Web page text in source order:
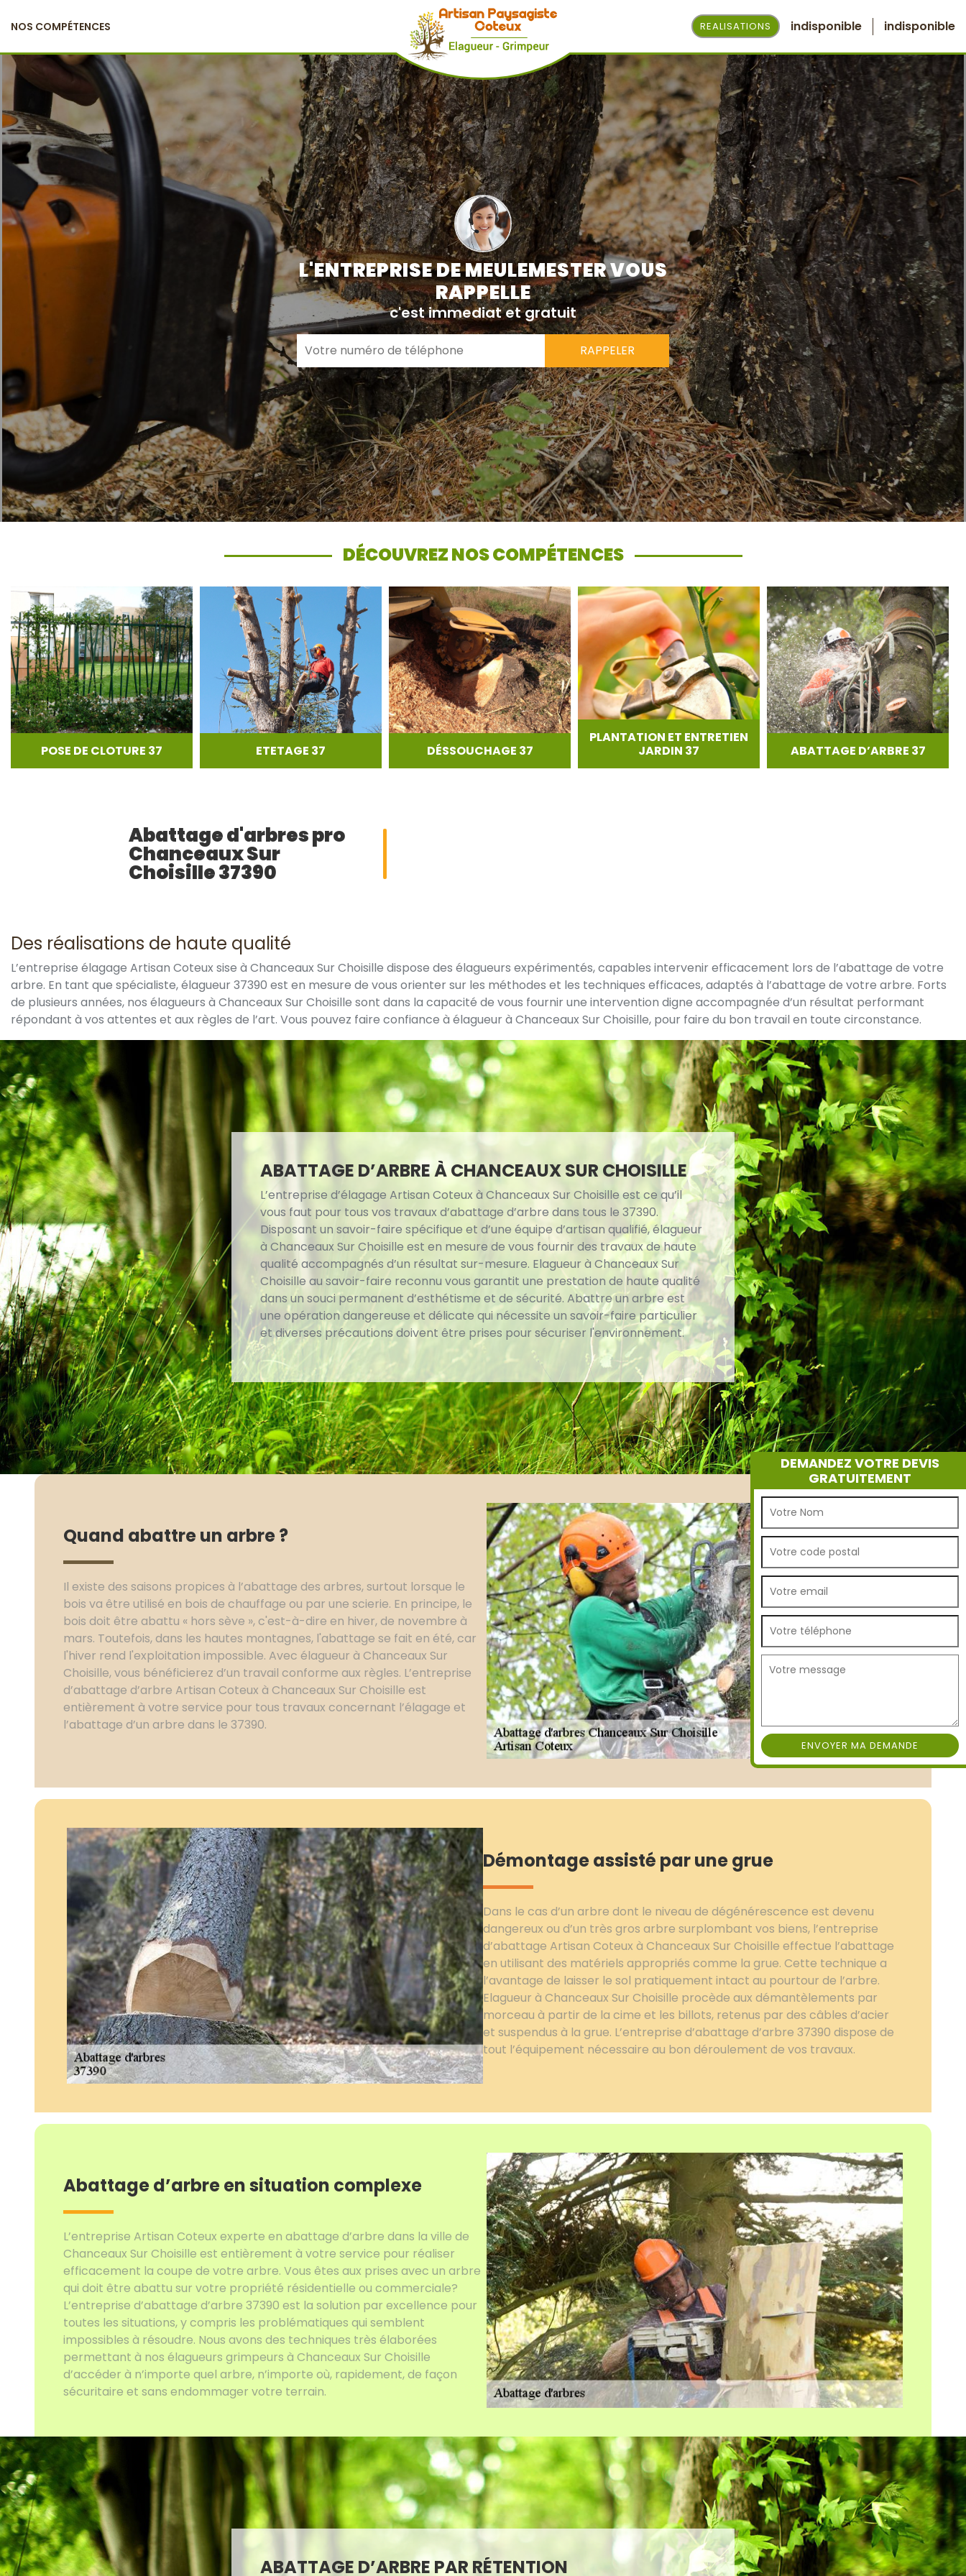
NOS COMPÉTENCES REALISATIONS indisponible indisponible
L'ENTREPRISE DE MEULEMESTER VOUS
RAPPELLE
c'est immediat et gratuit
DÉCOUVREZ NOS COMPÉTENCES
POSE DE CLOTURE 37 ETETAGE 37 DÉSSOUCHAGE 37
PLANTATION ET ENTRETIEN
JARDIN 37
ABATTAGE D’ARBRE 37
DEMANDEZ VOTRE DEVIS
GRATUITEMENT
Abattage d'arbres pro
Chanceaux Sur
Choisille 37390
Des réalisations de haute qualité
L’entreprise élagage Artisan Coteux sise à Chanceaux Sur Choisille dispose des élagueurs expérimentés, capables intervenir efficacement lors de l’abattage de votre
arbre. En tant que spécialiste, élagueur 37390 est en mesure de vous orienter sur les méthodes et les techniques efficaces, adaptés à l’abattage de votre arbre. Forts
de plusieurs années, nos élagueurs à Chanceaux Sur Choisille sont dans la capacité de vous fournir une intervention digne accompagnée d’un résultat performant
répondant à vos attentes et aux règles de l’art. Vous pouvez faire confiance à élagueur à Chanceaux Sur Choisille, pour faire du bon travail en toute circonstance.
ABATTAGE D’ARBRE À CHANCEAUX SUR CHOISILLE
L’entreprise d’élagage Artisan Coteux à Chanceaux Sur Choisille est ce qu’il
vous faut pour tous vos travaux d’abattage d’arbre dans tous le 37390.
Disposant un savoir-faire spécifique et d’une équipe d’artisan qualifié, élagueur
à Chanceaux Sur Choisille est en mesure de vous fournir des travaux de haute
qualité accompagnés d’un résultat sur-mesure. Elagueur à Chanceaux Sur
Choisille au savoir-faire reconnu vous garantit une prestation de haute qualité
dans un souci permanent d’esthétisme et de sécurité. Abattre un arbre est
une opération dangereuse et délicate qui nécessite un savoir-faire particulier
et diverses précautions doivent être prises pour sécuriser l'environnement.
Quand abattre un arbre ?
Il existe des saisons propices à l’abattage des arbres, surtout lorsque le
bois va être utilisé en bois de chauffage ou par une scierie. En principe, le
bois doit être abattu « hors sève », c'est-à-dire en hiver, de novembre à
mars. Toutefois, dans les hautes montagnes, l'abattage se fait en été, car
l'hiver rend l'exploitation impossible. Avec élagueur à Chanceaux Sur
Choisille, vous bénéficierez d’un travail conforme aux règles. L’entreprise
d’abattage d’arbre Artisan Coteux à Chanceaux Sur Choisille est
entièrement à votre service pour tous travaux concernant l’élagage et
l’abattage d’un arbre dans le 37390.
Démontage assisté par une grue
Dans le cas d’un arbre dont le niveau de dégénérescence est devenu
dangereux ou d’un très gros arbre surplombant vos biens, l’entreprise
d’abattage Artisan Coteux à Chanceaux Sur Choisille effectue l’abattage
en utilisant des matériels appropriés comme la grue. Cette technique a
l’avantage de laisser le sol pratiquement intact au pourtour de l’arbre.
Elagueur à Chanceaux Sur Choisille procède aux démantèlements par
morceau à partir de la cime et les billots, retenus par des câbles d’acier
et suspendus à la grue. L’entreprise d’abattage d’arbre 37390 dispose de
tout l’équipement nécessaire au bon déroulement de vos travaux.
Abattage d’arbre en situation complexe
L’entreprise Artisan Coteux experte en abattage d’arbre dans la ville de
Chanceaux Sur Choisille est entièrement à votre service pour réaliser
efficacement la coupe de votre arbre. Vous êtes aux prises avec un arbre
qui doit être abattu sur votre propriété résidentielle ou commerciale?
L’entreprise d’abattage d’arbre 37390 est la solution par excellence pour
toutes les situations, y compris les problématiques qui semblent
impossibles à résoudre. Nous avons des techniques très élaborées
permettant à nos élagueurs grimpeurs à Chanceaux Sur Choisille
d’accéder à n’importe quel arbre, n’importe où, rapidement, de façon
sécuritaire et sans endommager votre terrain.
ABATTAGE D’ARBRE PAR RÉTENTION